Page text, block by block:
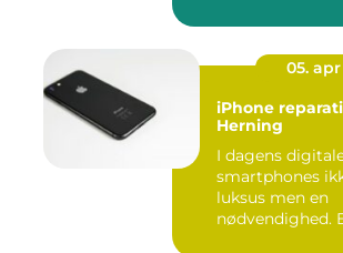
05. apr
iPhone
Herning
I dagens
smartphones
luksus men en
nødvendighed.